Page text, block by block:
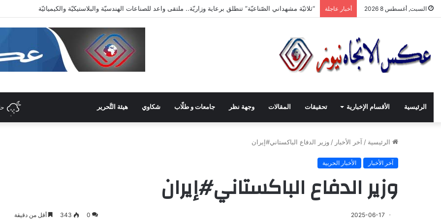
السبت, أغسطس 8 2026 أخبار عاجلة سيدتي الدّنيا.. ها أنا أخلع رداء الجّدّيّة وأرقص على أنغام تمرّدي الذي لا معنى له
الرئيسية الأقسام الإخبارية تحقيقات المقالات وجهة نظر جامعات و طلّاب شكاوي هيئة التَّحرير
الرئيسية / آخر الأخبار / وزير الدفاع الباكستاني#إيران
آخر الأخبار الأخبار الحربية
وزير الدفاع الباكستاني#إيران
2025-06-17
0
343 أقل من دقيقة